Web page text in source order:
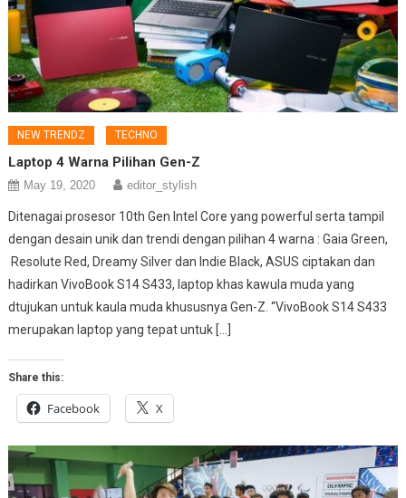
NEW TRENDZ TECHNO
Laptop 4 Warna Pilihan Gen-Z
May 19, 2020 editor_stylish
Ditenagai prosesor 10th Gen Intel Core yang powerful serta tampil
dengan desain unik dan trendi dengan pilihan 4 warna : Gaia Green,
Resolute Red, Dreamy Silver dan Indie Black, ASUS ciptakan dan
hadirkan VivoBook S14 S433, laptop khas kawula muda yang
dtujukan untuk kaula muda khususnya Gen-Z. “VivoBook S14 S433
merupakan laptop yang tepat untuk […]
Share this:
Facebook X